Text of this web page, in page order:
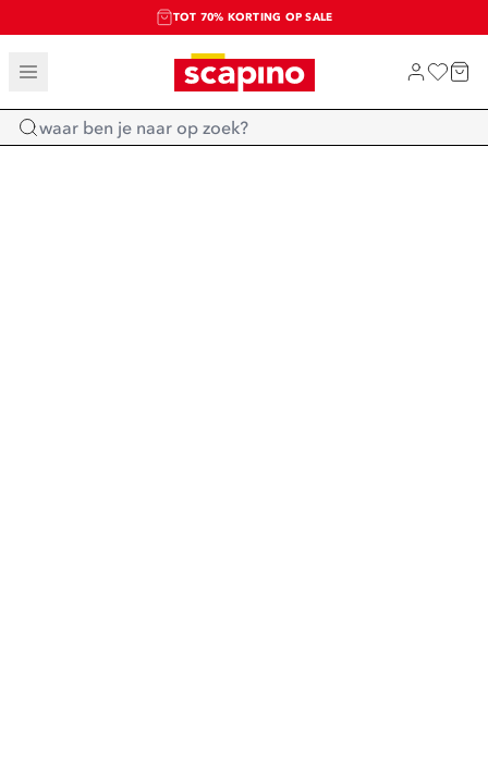
TOT 70% KORTING OP SALE
SALE: LAATSTE KANS!
SHOP NIEUW
Home